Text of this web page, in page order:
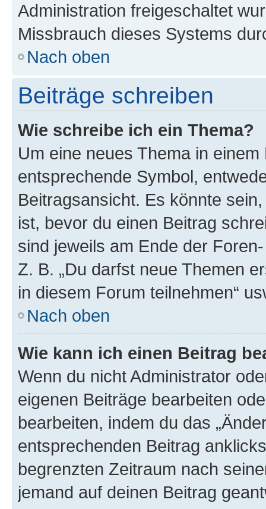
Administration freigeschaltet
Missbrauch dieses Systems
Nach oben
Beiträge schreiben
Wie schreibe ich ein Thema?
Um eine neues Thema in
entsprechende Symbol,
Beitragsansicht. Es könnte
ist, bevor du einen Beitrag
sind jeweils am Ende der
Z. B. „Du darfst neue Themen
in diesem Forum teilnehmen“
Nach oben
Wie kann ich einen Beitrag
Wenn du nicht Administrator
eigenen Beiträge bearbeiten
bearbeiten, indem du das
entsprechenden Beitrag
begrenzten Zeitraum nach
jemand auf deinen Beitrag